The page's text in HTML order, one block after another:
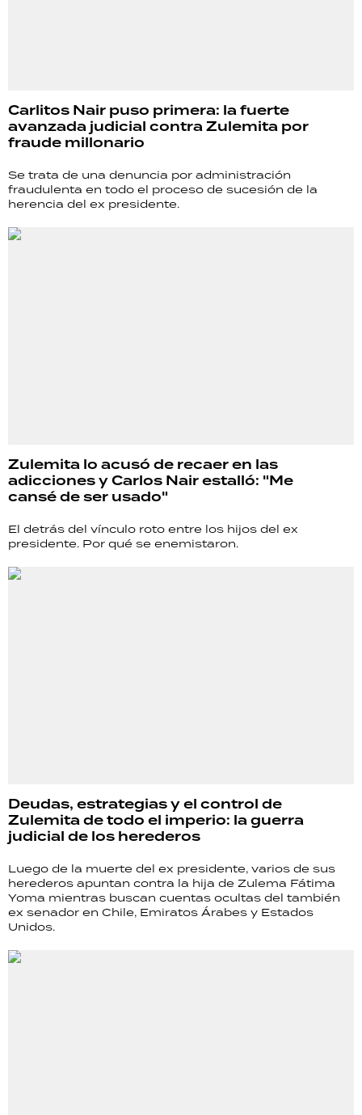
Carlitos Nair puso primera: la fuerte
avanzada judicial contra Zulemita por
fraude millonario
Se trata de una denuncia por administración
fraudulenta en todo el proceso de sucesión de la
herencia del ex presidente.
Zulemita lo acusó de recaer en las
adicciones y Carlos Nair estalló: "Me
cansé de ser usado"
El detrás del vínculo roto entre los hijos del ex
presidente. Por qué se enemistaron.
Deudas, estrategias y el control de
Zulemita de todo el imperio: la guerra
judicial de los herederos
Luego de la muerte del ex presidente, varios de sus
herederos apuntan contra la hija de Zulema Fátima
Yoma mientras buscan cuentas ocultas del también
ex senador en Chile, Emiratos Árabes y Estados
Unidos.